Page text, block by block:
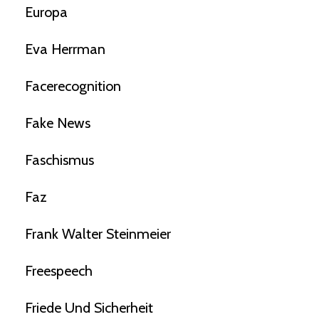
Europa
Eva Herrman
Facerecognition
Fake News
Faschismus
Faz
Frank Walter Steinmeier
Freespeech
Friede Und Sicherheit